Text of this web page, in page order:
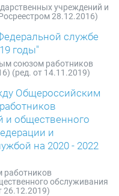
учреждений и
28.12.2016)
службе
годы"
союзом работников
(ред. от 14.11.2019)
Общероссийским
и общественного
и
на 2020 - 2022
работников
обслуживания
26.12.2019)